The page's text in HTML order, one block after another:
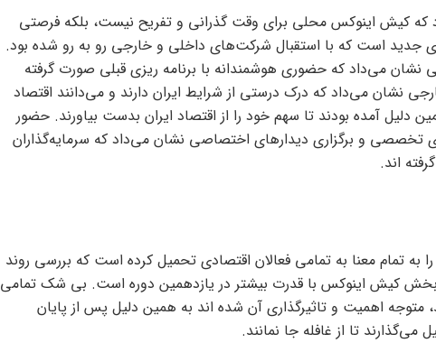
کیش اینوکس محلی برای وقت گذرانی و تفریح نیست، بلکه فرصتی
جدید است که با استقبال شرکت‌های داخلی و خارجی رو به رو شده بود.
می‌داد که حضوری هوشمندانه با برنامه ریزی قبلی صورت گرفته
نشان می‌داد که درک درستی از شرایط ایران دارند و می‌دانند اقتصاد
دلیل آمده بودند تا سهم خود را از اقتصاد ایران بدست بیاورند. حضور
و برگزاری دیدار‌های اختصاصی نشان می‌داد که سرمایه‌گذاران
اند.
تمام معنا به تمامی فعالان اقتصادی تحمیل کرده است که بررسی روند
بخش کیش اینوکس با قدرت بیشتر در یازدهمین دوره است. بی شک تمامی
اهمیت و تاثیرگذاری آن شده اند به همین دلیل پس از پایان
تا از غافله جا نمانند.